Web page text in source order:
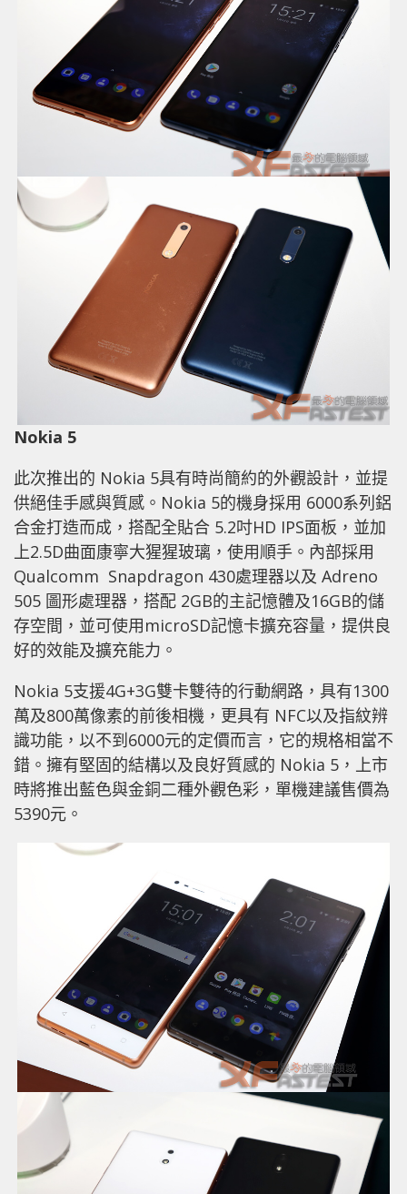
Nokia 5
此次推出的 Nokia 5具有時尚簡約的外觀設計，並提
供絕佳手感與質感。Nokia 5的機身採用 6000系列鋁
合金打造而成，搭配全貼合 5.2吋HD IPS面板，並加
上2.5D曲面康寧大猩猩玻璃，使用順手。內部採用
Qualcomm Snapdragon 430處理器以及 Adreno
505 圖形處理器，搭配 2GB的主記憶體及16GB的儲
存空間，並可使用microSD記憶卡擴充容量，提供良
好的效能及擴充能力。
Nokia 5支援4G+3G雙卡雙待的行動網路，具有1300
萬及800萬像素的前後相機，更具有 NFC以及指紋辨
識功能，以不到6000元的定價而言，它的規格相當不
錯。擁有堅固的結構以及良好質感的 Nokia 5，上市
時將推出藍色與金銅二種外觀色彩，單機建議售價為
5390元。